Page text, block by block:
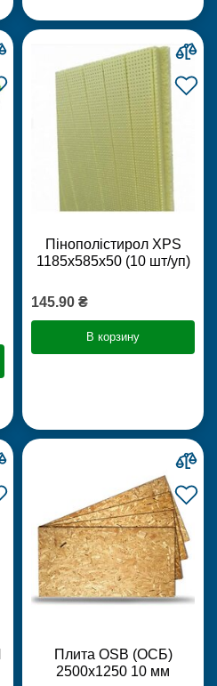
Пінополістирол XPS
1185х585х50 (10 шт/уп)
145.90 ₴
В корзину
Плита OSB (ОСБ)
2500х1250 10 мм